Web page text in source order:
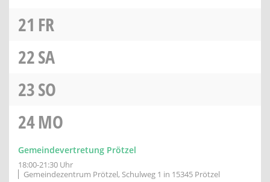
21 FR
22SA
23SO
24MO
Gemeindevertretung Prötzel
18:00-21:30 Uhr
Gemeindezentrum Prötzel, Schulweg 1 in 15345 Prötzel